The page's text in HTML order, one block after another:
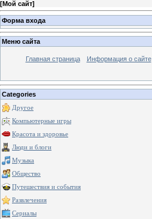
[Мой сайт]
Форма входа
Меню сайта
Главная страница Информация о сайте
Categories
Другое
Компьютерные игры
Красота и здоровье
Люди и блоги
Музыка
Общество
Путешествия и события
Развлечения
Сериалы